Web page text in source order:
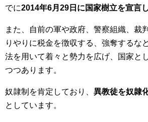
でに2014年6月29日に国家樹立を宣言
また、自前の軍や政府、警察組織、裁
りやりに税金を徴収する、強奪するな
法を用いて着々と勢力を広げ、国家と
つつあります。
奴隷制を肯定しており、 異教徒を奴隷
としています。